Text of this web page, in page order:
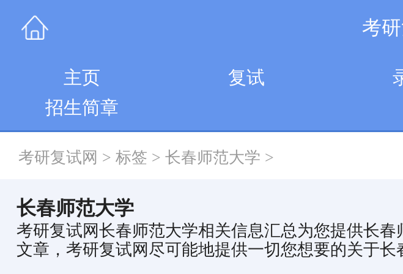
考
主页 复试
招生简章
考研复试网 > 标签 > 长春师范大学 >
长春师范大学
考研复试网长春师范大学相关信息汇总为您提供长
文章，考研复试网尽可能地提供一切您想要的关于长